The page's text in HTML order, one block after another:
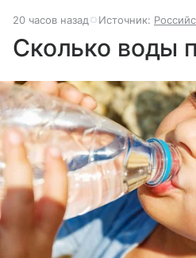
20 часов назад Источник:
Сколько воды